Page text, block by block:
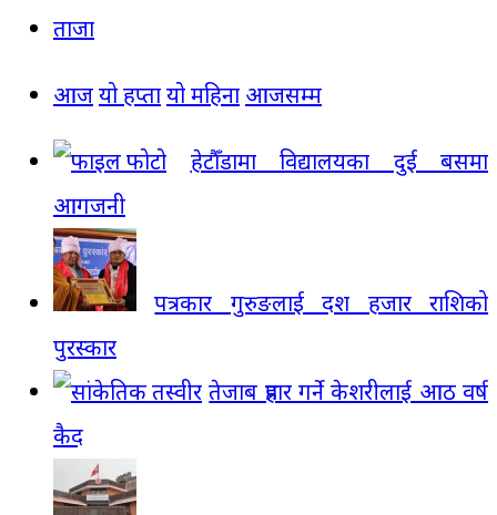
ताजा
आजयो हप्तायो महिना आजसम्म
हेटौँडामा विद्यालयका दुई बसमा
आगजनी
पत्रकार गुरुङलाई दश हजार राशिको
पुरस्कार
तेजाब प्रहार गर्ने केशरीलाई आठ वर्ष
कैद